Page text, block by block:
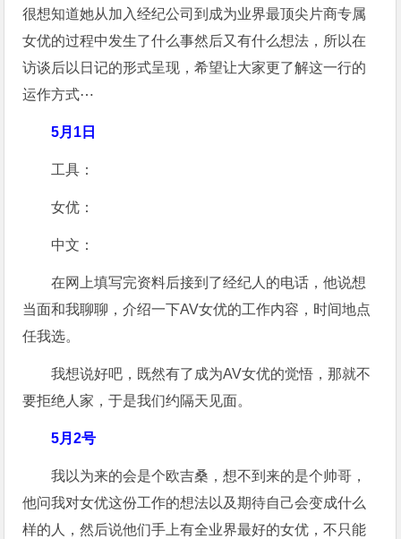
很想知道她从加入经纪公司到成为业界最顶尖片商专属
女优的过程中发生了什么事然后又有什么想法，所以在
访谈后以日记的形式呈现，希望让大家更了解这一行的
运作方式⋯
5月1日
工具：
女优：
中文：
在网上填写完资料后接到了经纪人的电话，他说想
当面和我聊聊，介绍一下AV女优的工作内容，时间地点
任我选。
我想说好吧，既然有了成为AV女优的觉悟，那就不
要拒绝人家，于是我们约隔天见面。
5月2号
我以为来的会是个欧吉桑，想不到来的是个帅哥，
他问我对女优这份工作的想法以及期待自己会变成什么
样的人，然后说他们手上有全业界最好的女优，不只能